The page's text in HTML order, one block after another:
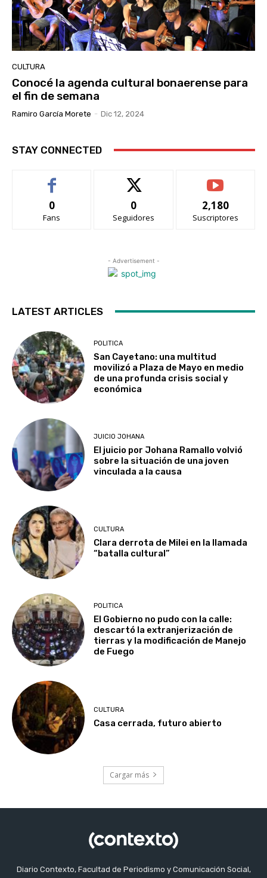
CULTURA
Conocé la agenda cultural bonaerense para
el fin de semana
Ramiro García Morete - Dic 12, 2024
STAY CONNECTED
0
Fans
0
Seguidores
2,180
Suscriptores
- Advertisement -
LATEST ARTICLES
POLITICA
San Cayetano: una multitud
movilizó a Plaza de Mayo en medio
de una profunda crisis social y
económica
JUICIO JOHANA
El juicio por Johana Ramallo volvió
sobre la situación de una joven
vinculada a la causa
CULTURA
Clara derrota de Milei en la llamada
“batalla cultural”
POLITICA
El Gobierno no pudo con la calle:
descartó la extranjerización de
tierras y la modificación de Manejo
de Fuego
CULTURA
Casa cerrada, futuro abierto
Cargar más
Diario Contexto, Facultad de Periodismo y Comunicación Social,